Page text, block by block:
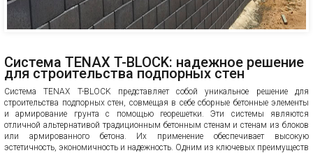
Система TENAX T-BLOCK: надежное решение
для строительства подпорных стен
Система TENAX T-BLOCK представляет собой уникальное решение для
строительства подпорных стен, совмещая в себе сборные бетонные элементы
и армирование грунта с помощью георешетки. Эти системы являются
отличной альтернативой традиционным бетонным стенам и стенам из блоков
или армированного бетона. Их применение обеспечивает высокую
эстетичность, экономичность и надежность. Одним из ключевых преимуществ